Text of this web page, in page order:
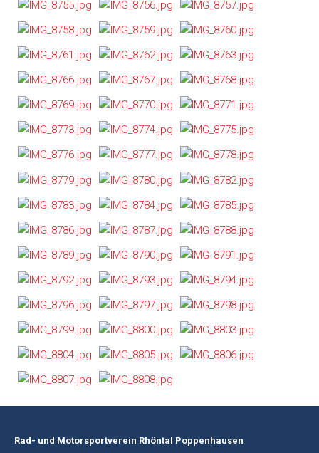
Rad- und Motorsportverein Rhöntal Poppenhausen